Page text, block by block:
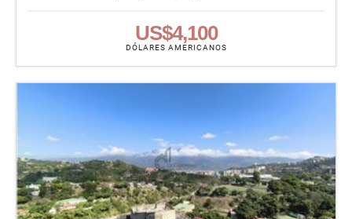
US$4,100
DÓLARES AMERICANOS